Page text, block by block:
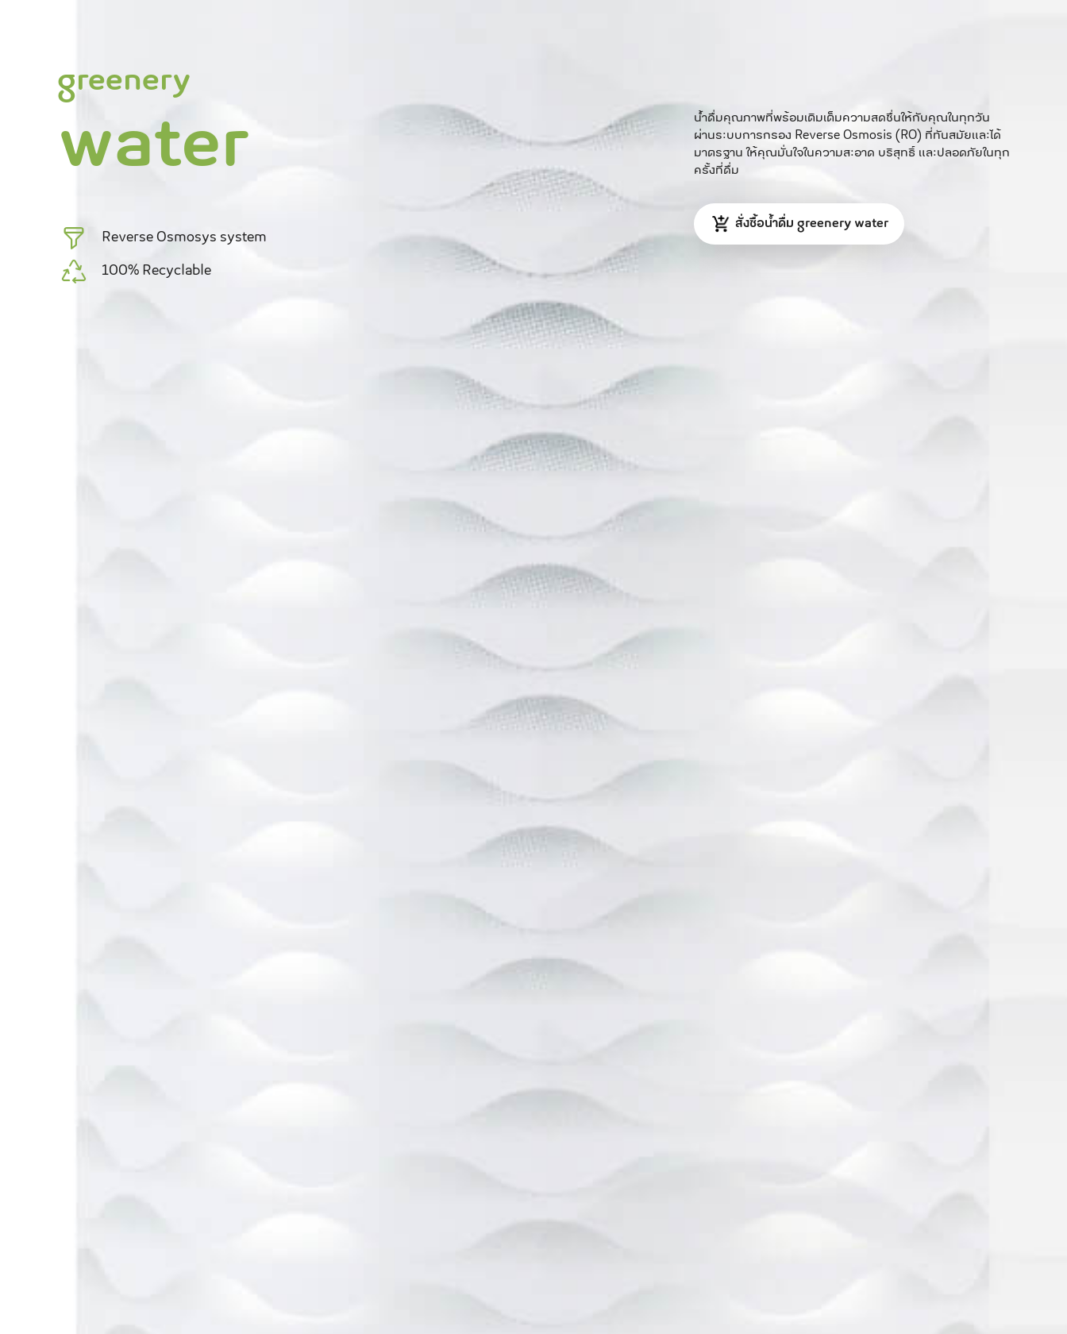
greenery
water
Reverse Osmosys system
100% Recyclable
น้ำดื่มคุณภาพที่พร้อมเติมเต็มความสดชื่นให้กับคุณในทุกวัน
ผ่านระบบการกรอง Reverse Osmosis (RO) ที่ทันสมัยและได้
มาตรฐาน ให้คุณมั่นใจในความสะอาด บริสุทธิ์ และปลอดภัยในทุก
ครั้งที่ดื่ม
สั่งซื้อน้ำดื่ม greenery water